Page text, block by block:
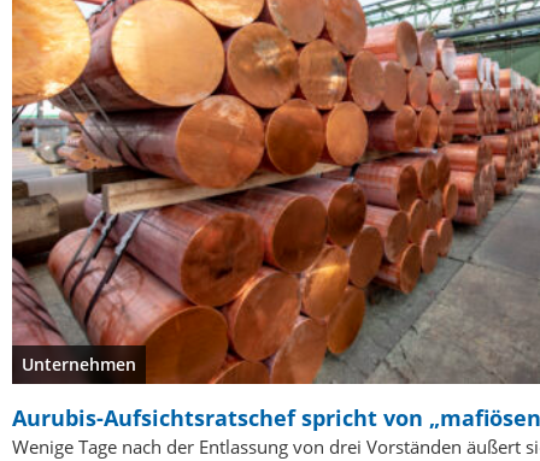
Unternehmen
Aurubis-Aufsichtsratschef spricht von
Wenige Tage nach der Entlassung von drei Vorständen äußert